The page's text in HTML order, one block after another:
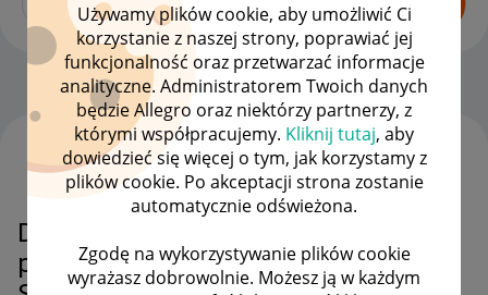
Używamy plików cookie, aby umożliwić Ci
korzystanie z naszej strony, poprawiać jej
funkcjonalność oraz przetwarzać informacje
analityczne. Administratorem Twoich danych
będzie Allegro oraz niektórzy partnerzy, z
którymi współpracujemy. Kliknij tutaj, aby
dowiedzieć się więcej o tym, jak korzystamy z
plików cookie. Po akceptacji strona zostanie
automatycznie odświeżona.
Zgodę na wykorzystywanie plików cookie
wyrażasz dobrowolnie. Możesz ją w każdym
Kupujący o Allegro Lokalnie OPCJE
Dlaczego nie ma dokończenia
platności za Dysk SSD WD Red
WSZYSTKIE TEMATY